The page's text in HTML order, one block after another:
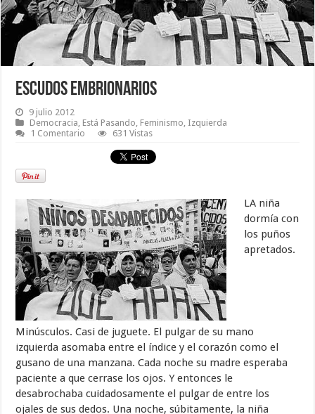
Escudos embrionarios
9 julio 2012
Democracia, Está Pasando, Feminismo, Izquierda
1 Comentario
631 Vistas
LA niña
dormía con
los puños
apretados.
Minúsculos. Casi de juguete. El pulgar de su mano
izquierda asomaba entre el índice y el corazón como el
gusano de una manzana. Cada noche su madre esperaba
paciente a que cerrase los ojos. Y entonces le
desabrochaba cuidadosamente el pulgar de entre los
ojales de sus dedos. Una noche, súbitamente, la niña